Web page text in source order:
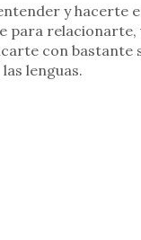
y hacerte
para
con bastante
lenguas.